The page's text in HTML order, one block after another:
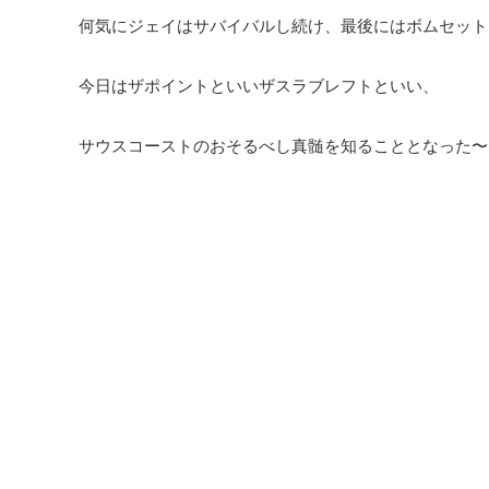
何気にジェイはサバイバルし続け、最後にはボムセッ
今日はザポイントといいザスラブレフトといい、
サウスコーストのおそるべし真髄を知ることとなった